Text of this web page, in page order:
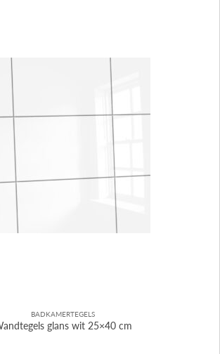
BADKAMERTEGELS
glans wit 25×40 cm